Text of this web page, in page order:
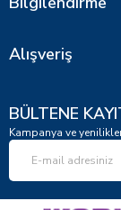
Alışveriş
BÜLTENE
Kampanya ve